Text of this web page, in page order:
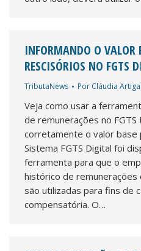
INFORMANDO O VALOR
RESCISÓRIOS NO FGTS
TributaNews Por Cláudia
Veja como usar a
de remunerações no
corretamente o valor base
Sistema FGTS Digital foi
ferramenta para que o
histórico de
são utilizadas para fins de
compensatória. O…